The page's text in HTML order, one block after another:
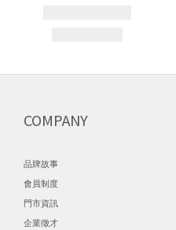
COMPANY
品牌故事
會員制度
門市資訊
企業徵才